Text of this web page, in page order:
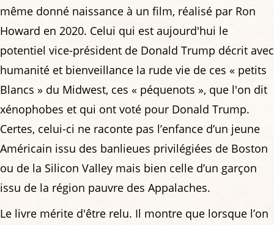
même donné naissance à un film, réalisé par Ron
Howard en 2020. Celui qui est aujourd'hui le
potentiel vice-président de Donald Trump décrit avec
humanité et bienveillance la rude vie de ces « petits
Blancs » du Midwest, ces « péquenots », que l'on dit
xénophobes et qui ont voté pour Donald Trump.
Certes, celui-ci ne raconte pas l’enfance d’un jeune
Américain issu des banlieues privilégiées de Boston
ou de la Silicon Valley mais bien celle d’un garçon
issu de la région pauvre des Appalaches.
Le livre mérite d'être relu. Il montre que lorsque l’on